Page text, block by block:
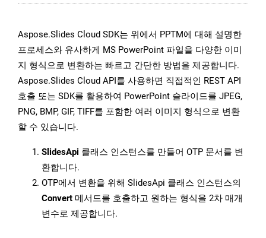
Aspose.Slides Cloud SDK는 위에서 PPTM에 대해 설명한
프로세스와 유사하게 MS PowerPoint 파일을 다양한 이미
지 형식으로 변환하는 빠르고 간단한 방법을 제공합니다.
Aspose.Slides Cloud API를 사용하면 직접적인 REST API
호출 또는 SDK를 활용하여 PowerPoint 슬라이드를 JPEG,
PNG, BMP, GIF, TIFF를 포함한 여러 이미지 형식으로 변환
할 수 있습니다.
SlidesApi 클래스 인스턴스를 만들어 OTP 문서를 변
환합니다.
OTP에서 변환을 위해 SlidesApi 클래스 인스턴스의
Convert 메서드를 호출하고 원하는 형식을 2차 매개
변수로 제공합니다.